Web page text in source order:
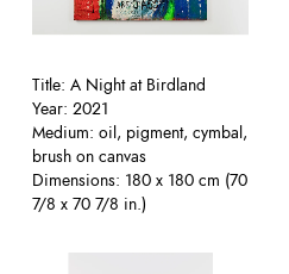
Title: A Night at Birdland
Year: 2021
Medium: oil, pigment, cymbal,
brush on canvas
Dimensions: 180 x 180 cm (70
7/8 x 70 7/8 in.)